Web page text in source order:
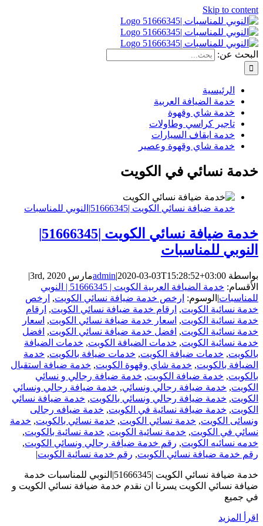
Skip to content
البحث عن:
الرئيسية
خدمة الضيافة العربية
خدمة شاي وقهوة
تاجير كراسي وطاولات
خدمة ايقاف السيارات
خدمة شاي وقهوة وعصير
خدمة نسائي في الكويت
خدمة ضيافة نسائي الكويت |51666345|النوبي للمناسبات
خدمة ضيافة نسائي الكويت |51666345|
النوبي للمناسبات
بواسطة admin|2020-03-03T15:28:52+03:00 مارس 3rd, 2020
|
الأقسام:
خدمة الضيافة العربية الكويت | 51666345 | النوبي
للمناسبات| الوسوم: ارخص خدمة ضيافة نسائي الكويت, ارخص
خدمة نسائية الكويت, ارقام خدمة ضيافة نسائي الكويت, ارقام
خدمة نسائية الكويت, اسعار خدمة ضيافة نسائي الكويت, اسعار
خدمة نسائية الكويت, افضل خدمة ضيافة نسائي الكويت, افضل
خدمة نسائية الكويت, خدمات الضيافة الكويت, خدمات الضيافة
بالكويت, خدمات ضيافة الكويت, خدمات ضيافة بالكويت, خدمة
الضيافة بالكويت, خدمة شاي وقهوة الكويت, خدمة ضيافة استقبال
بالكويت, خدمة ضيافة الكويت, خدمة ضيافة رجالي و نسائي
الكويت, خدمة ضيافة رجالي ونسائي, خدمة ضيافة رجالي ونسائي
الكويت, خدمة ضيافة رجالي ونسائي بالكويت, خدمة ضيافة نسائي
الكويت, خدمة ضيافة نسائية في الكويت, خدمة ضيافه رجالى
ونسائى الكويت, خدمة نسائي الكويت, خدمة نسائي بالكويت, خدمة
نسائي في الكويت, خدمة نسائية الكويت, خدمة نسائية بالكويت,
خدمه نسائيه الكويت, رقم خدمة ضيافة رجالي ونسائي الكويت,
رقم خدمة ضيافة نسائي الكويت, رقم خدمة نسائية الكويت|
خدمة ضيافة نسائي الكويت |51666345|النوبي للمناسبات خدمة
ضيافة نسائي الكويت يسرنا ان نقدم خدمة ضيافة نسائي الكويت و
في جميع
‫اقرأ المزيد